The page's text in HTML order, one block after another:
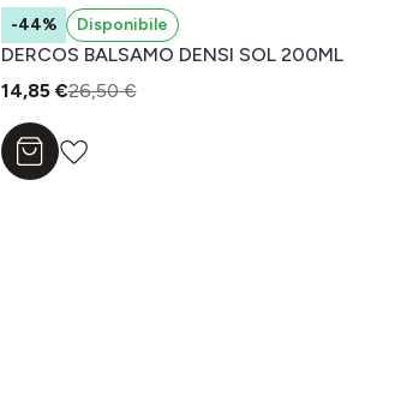
-44% Disponibile
DERCOS BALSAMO DENSI SOL 200ML
14,85 €26,50 €
Aggiungi al carrello